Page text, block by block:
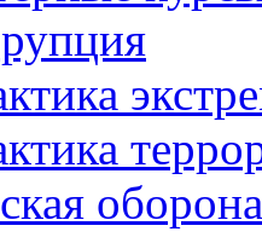
оборона